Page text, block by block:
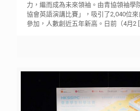
力，繼而成為未來領袖。由青協領袖學
協會英語演講比賽」，吸引了2,040位
參加，人數創近五年新高。日前（4月2